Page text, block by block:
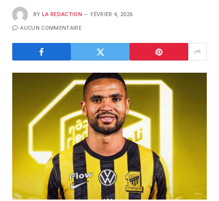
BY LA REDACTION FÉVRIER 4, 2026
AUCUN COMMENTAIRE